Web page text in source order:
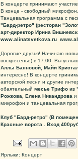
В концерте принимают
В конце - свободный микрофон.
Танцевальная программа с
"Бард-ретро" (ресторан
арт-директор Ирина
www.alinatsvetkova.ru
Дорогие друзья! Начинаю
воскресенье) в 17:00. Вы
Аллы Баяновой, Майи
интересно! В концерте
авторской песни и другие
обаятельный месье Трифо из
Рожкова, Елена Никандрова и
микрофон и танцевальная
Клуб "Бард-ретро" (В
Красные ворота . Вход
Ярлыки: Концерт